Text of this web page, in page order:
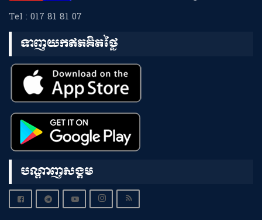
Tel : 017 81 81 07
ទាញយកឥតគិតថ្លៃ
បណ្តាញសង្គម